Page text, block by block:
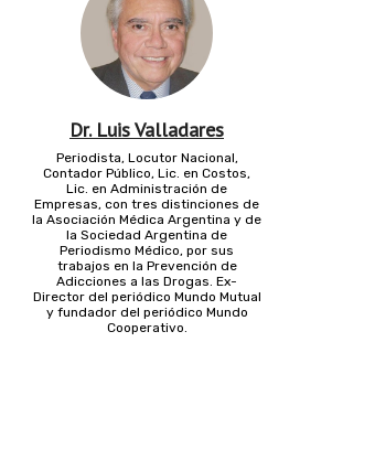
Dr. Luis Valladares
Periodista, Locutor Nacional,
Contador Público, Lic. en Costos,
Lic. en Administración de
Empresas, con tres distinciones de
la Asociación Médica Argentina y de
la Sociedad Argentina de
Periodismo Médico, por sus
trabajos en la Prevención de
Adicciones a las Drogas. Ex-
Director del periódico Mundo Mutual
y fundador del periódico Mundo
Cooperativo.